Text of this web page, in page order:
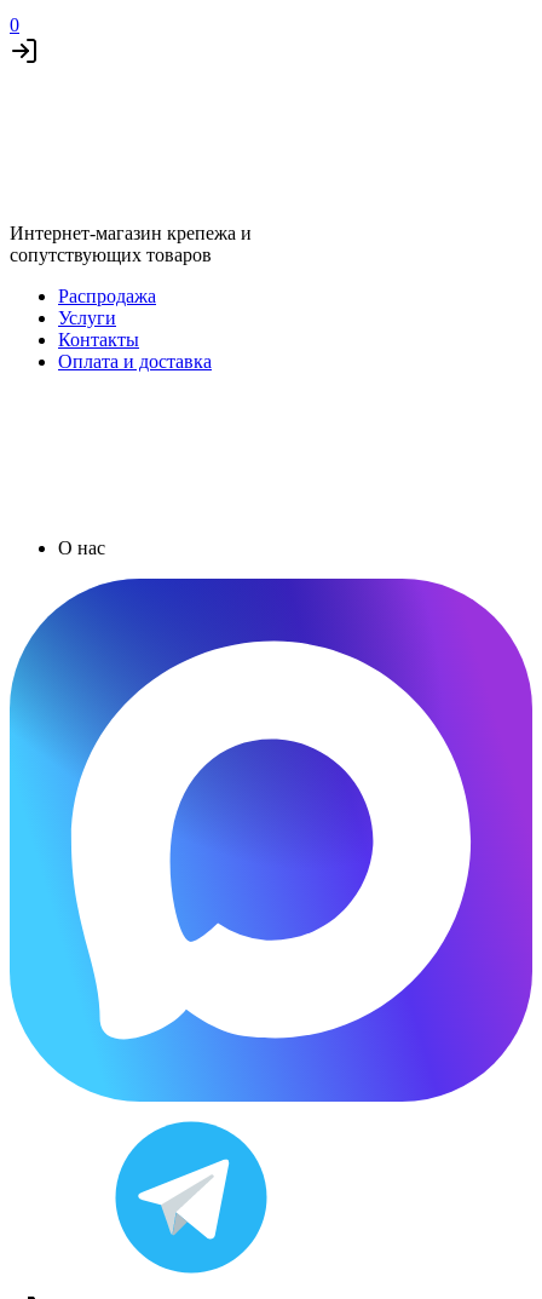
0
Интернет-магазин крепежа и
сопутствующих товаров
Распродажа
Услуги
Контакты
Оплата и доставка
О нас